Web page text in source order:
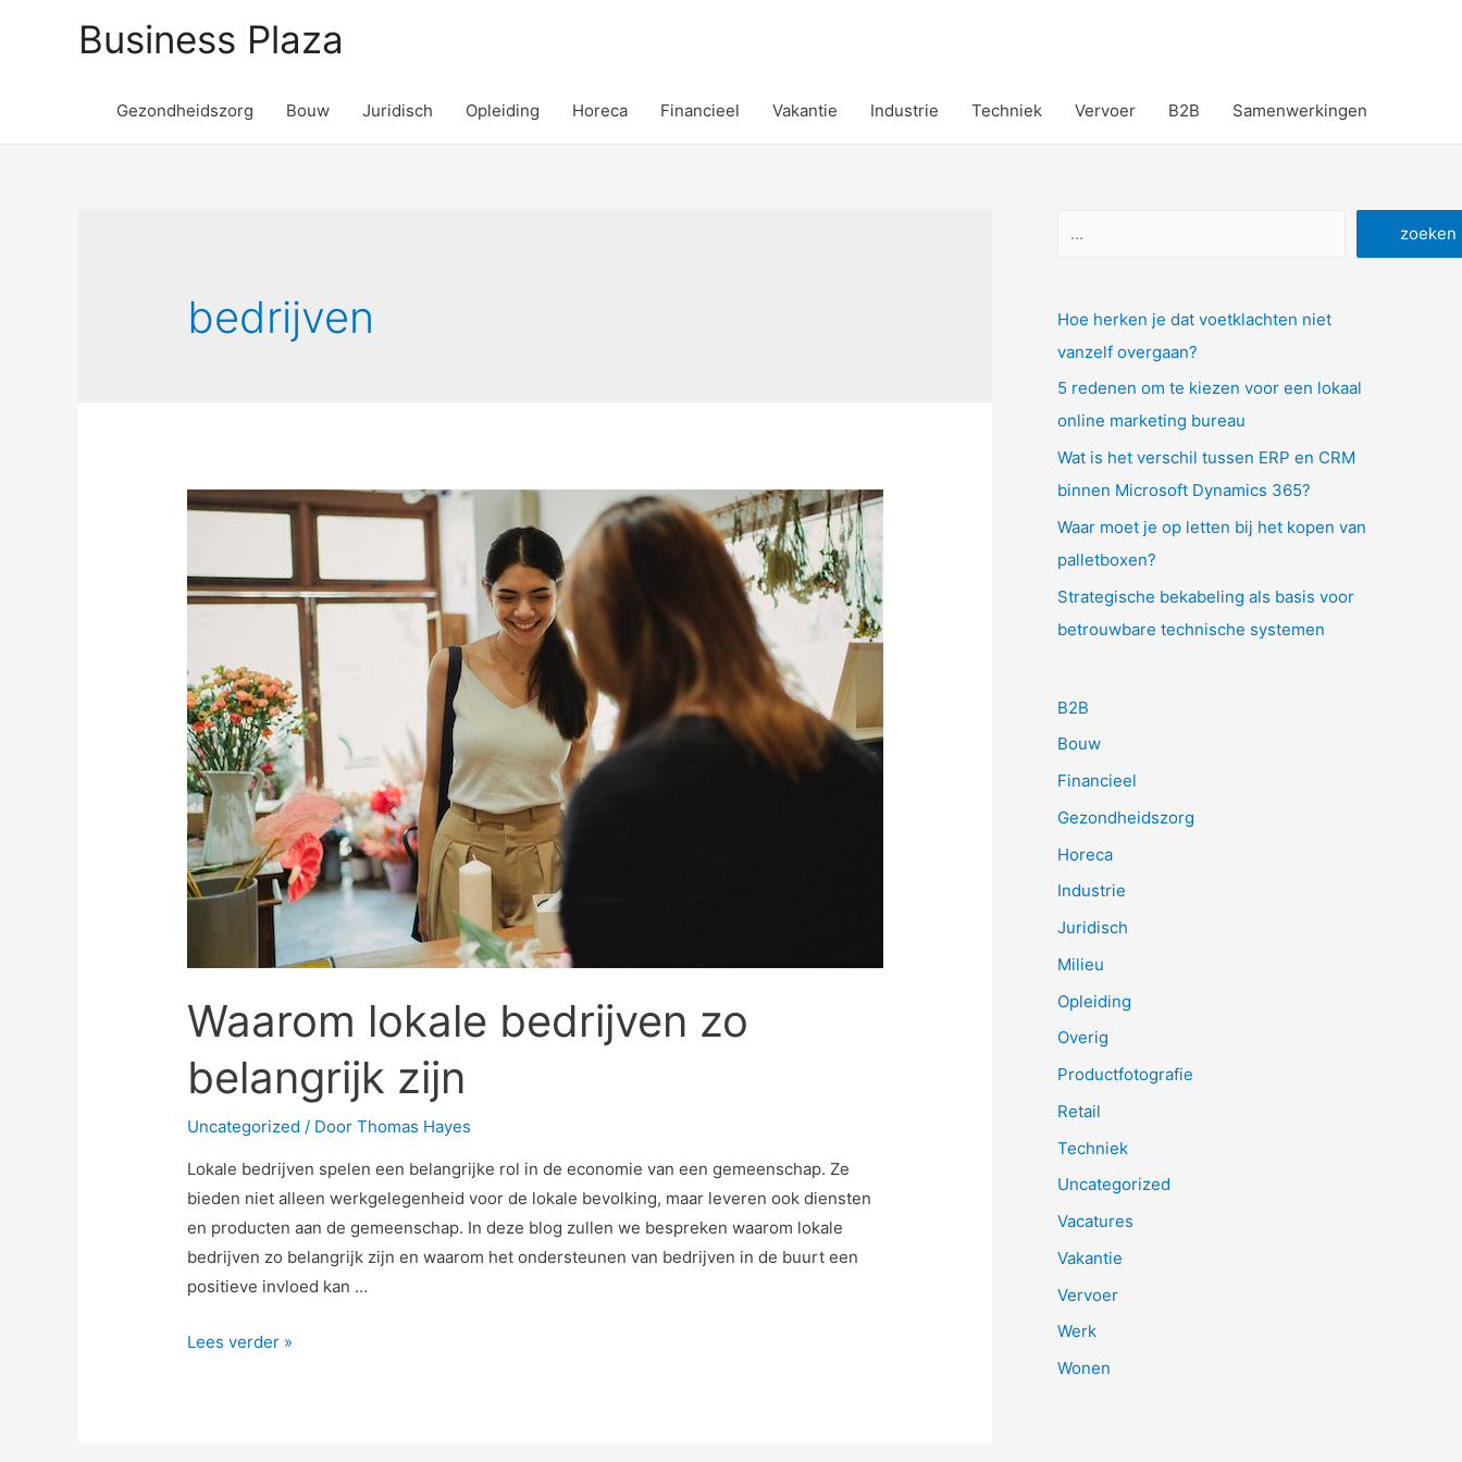
Business Plaza
Gezondheidszorg Bouw Juridisch Opleiding Horeca Financieel Vakantie Industrie Techniek Vervoer B2B Samenwerkingen
bedrijven
Waarom lokale bedrijven zo
belangrijk zijn
Uncategorized / DoorThomas Hayes
Lokale bedrijven spelen een belangrijke rol in de economie van een gemeenschap. Ze
bieden niet alleen werkgelegenheid voor de lokale bevolking, maar leveren ook diensten
en producten aan de gemeenschap. In deze blog zullen we bespreken waarom lokale
bedrijven zo belangrijk zijn en waarom het ondersteunen van bedrijven in de buurt een
positieve invloed kan …
Waarom
Lees verder »
zoeken
Hoe herken je dat voetklachten niet
vanzelf overgaan?
5 redenen om te kiezen voor een lokaal
online marketing bureau
Wat is het verschil tussen ERP en CRM
binnen Microsoft Dynamics 365?
Waar moet je op letten bij het kopen van
palletboxen?
Strategische bekabeling als basis voor
betrouwbare technische systemen
B2B
Bouw
Financieel
Gezondheidszorg
Horeca
Industrie
Juridisch
Milieu
Opleiding
Overig
Productfotografie
Retail
Techniek
Uncategorized
Vacatures
Vakantie
Vervoer
Werk
Wonen